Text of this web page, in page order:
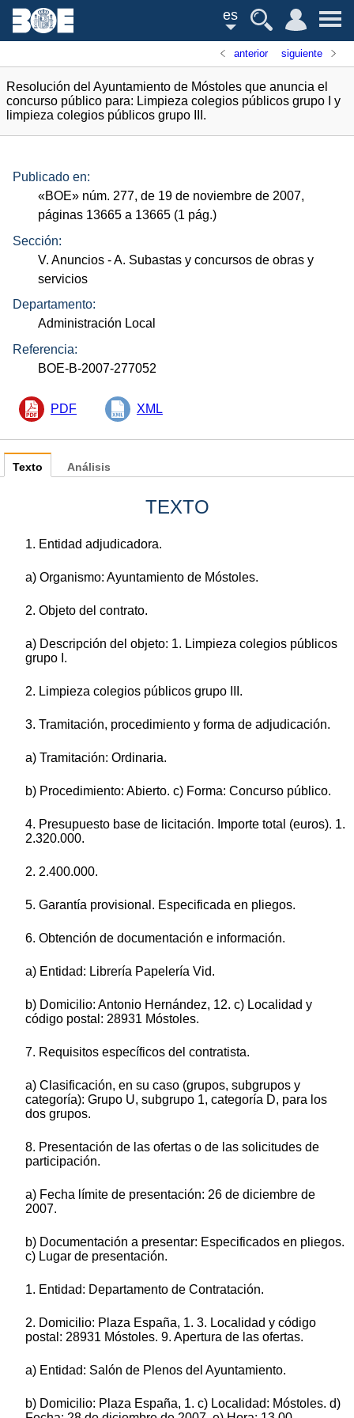
es
anterior siguiente
Resolución del Ayuntamiento de Móstoles que anuncia el
concurso público para: Limpieza colegios públicos grupo I y
limpieza colegios públicos grupo III.
Publicado en:
«BOE» núm. 277, de 19 de noviembre de 2007,
páginas 13665 a 13665 (1 pág.)
Sección:
V. Anuncios - A. Subastas y concursos de obras y
servicios
Departamento:
Administración Local
Referencia:
BOE-B-2007-277052
PDF XML
Texto
TEXTO
1. Entidad adjudicadora.
a) Organismo: Ayuntamiento de Móstoles.
2. Objeto del contrato.
a) Descripción del objeto: 1. Limpieza colegios públicos
grupo I.
2. Limpieza colegios públicos grupo III.
3. Tramitación, procedimiento y forma de adjudicación.
a) Tramitación: Ordinaria.
b) Procedimiento: Abierto. c) Forma: Concurso público.
4. Presupuesto base de licitación. Importe total (euros). 1.
2.320.000.
2. 2.400.000.
5. Garantía provisional. Especificada en pliegos.
6. Obtención de documentación e información.
a) Entidad: Librería Papelería Vid.
b) Domicilio: Antonio Hernández, 12. c) Localidad y
código postal: 28931 Móstoles.
7. Requisitos específicos del contratista.
a) Clasificación, en su caso (grupos, subgrupos y
categoría): Grupo U, subgrupo 1, categoría D, para los
dos grupos.
8. Presentación de las ofertas o de las solicitudes de
participación.
a) Fecha límite de presentación: 26 de diciembre de
2007.
b) Documentación a presentar: Especificados en pliegos.
c) Lugar de presentación.
1. Entidad: Departamento de Contratación.
2. Domicilio: Plaza España, 1. 3. Localidad y código
postal: 28931 Móstoles. 9. Apertura de las ofertas.
a) Entidad: Salón de Plenos del Ayuntamiento.
b) Domicilio: Plaza España, 1. c) Localidad: Móstoles. d)
Análisis